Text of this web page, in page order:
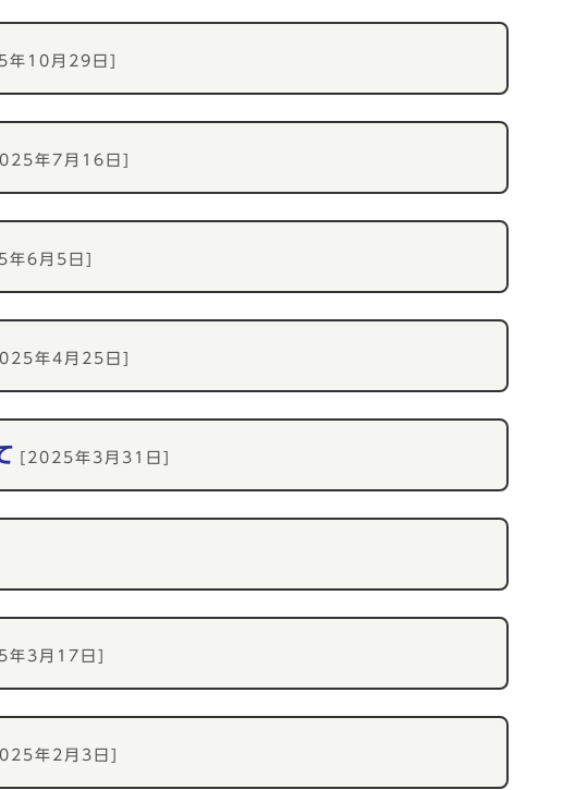
年10月29日]
年7月16日]
年6月5日]
年4月25日]
[2025年3月31日]
年3月17日]
年2月3日]